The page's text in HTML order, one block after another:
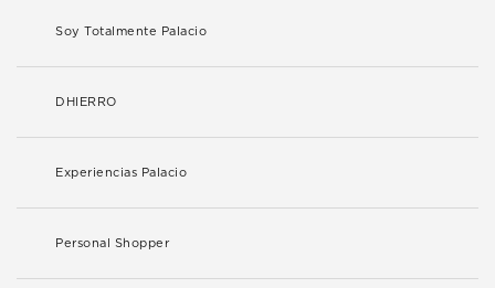
Soy Totalmente Palacio
DHIERRO
Experiencias Palacio
Personal Shopper